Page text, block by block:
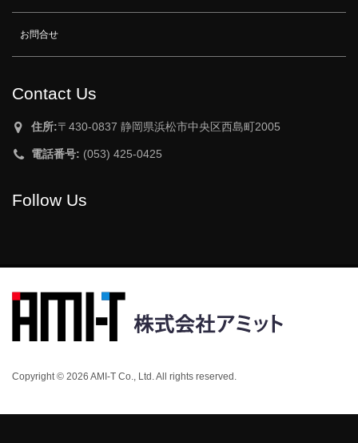
お問合せ
Contact Us
住所:〒430-0837 静岡県浜松市中央区西島町2005
電話番号: (053) 425-0425
Follow Us
Copyright © 2026 AMI-T Co., Ltd. All rights reserved.